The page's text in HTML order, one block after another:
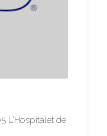
L'Hospitalet de